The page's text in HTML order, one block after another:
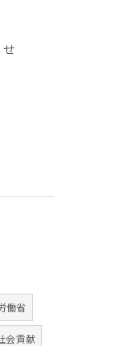
働省
会貢献